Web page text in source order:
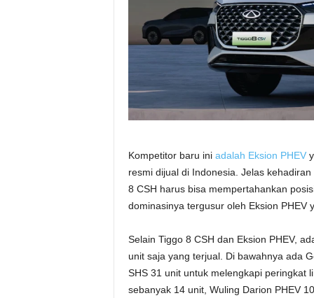
Kompetitor baru ini adalah Eksion PHEV
resmi dijual di Indonesia. Jelas
8 CSH harus bisa mempertahankan
dominasinya tergusur oleh Eksion PHEV
Selain Tiggo 8 CSH dan Eksion PHEV,
unit saja yang terjual. Di bawahnya ada
SHS 31 unit untuk melengkapi peringkat
sebanyak 14 unit, Wuling Darion PHEV